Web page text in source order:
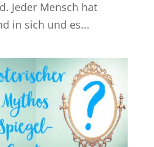
Jeder Mensch hat
in sich und es...